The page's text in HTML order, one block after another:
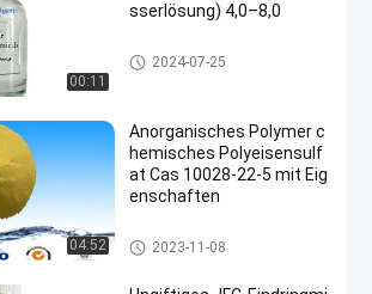
00:11
sserlösung) 4,0–8,0
Chemikalien zur Wasseraufbe
reitung
2024-07-25
04:52
Anorganisches Polymer c
hemisches Polyeisensulf
at Cas 10028-22-5 mit Eig
enschaften
Chemikalien zur Wasseraufbe
reitung
2023-11-08